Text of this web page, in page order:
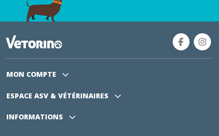
MON COMPTE
ESPACE ASV & VÉTÉRINAIRES
INFORMATIONS